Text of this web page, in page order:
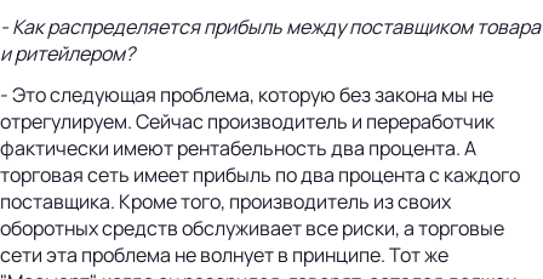
- Как распределяется прибыль между поставщиком товара
и ритейлером?
- Это следующая проблема, которую без закона мы не
отрегулируем. Сейчас производитель и переработчик
фактически имеют рентабельность два процента. А
торговая сеть имеет прибыль по два процента с каждого
поставщика. Кроме того, производитель из своих
оборотных средств обслуживает все риски, а торговые
сети эта проблема не волнует в принципе. Тот же